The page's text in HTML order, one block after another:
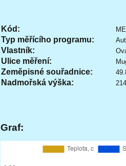
Kód:
Typ měřícího programu:
Vlastník:
Ulice měření:
Zeměpisné souřadnice:
Nadmořská výška:
Graf: